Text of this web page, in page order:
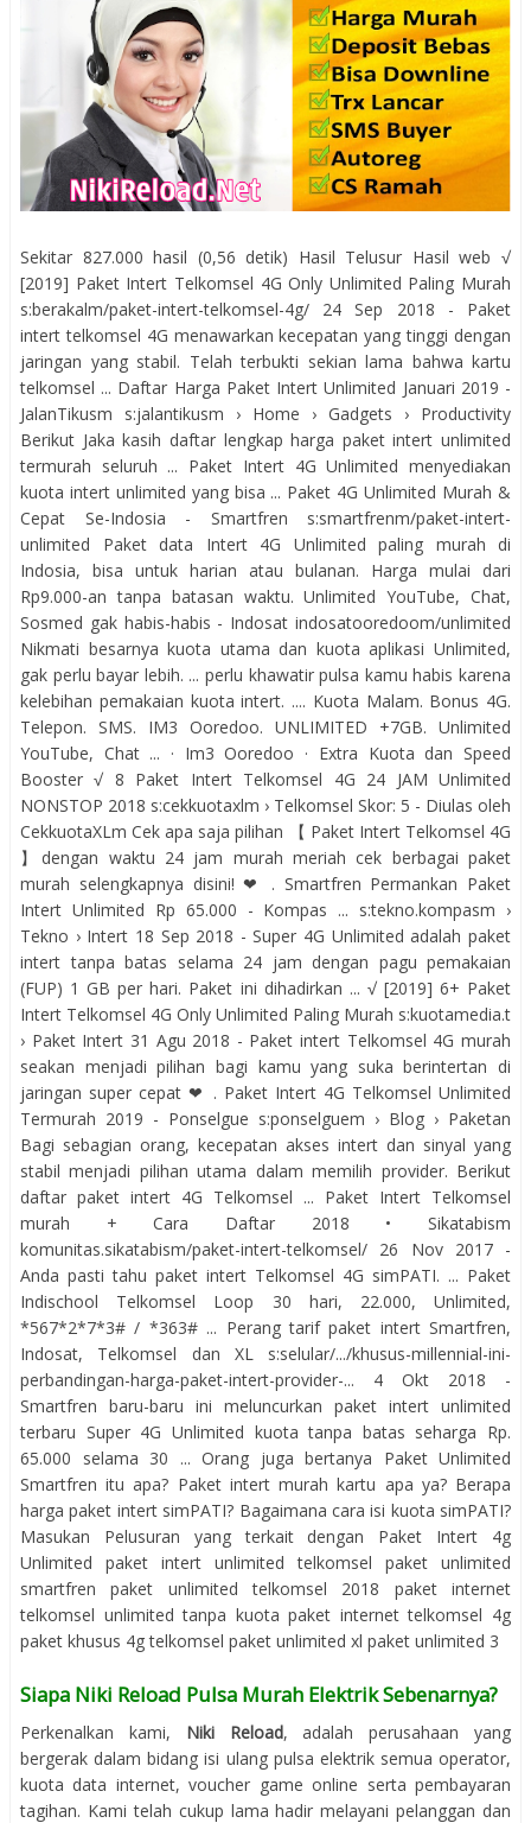
Sekitar 827.000 hasil (0,56 detik) Hasil Telusur Hasil web √
[2019] Paket Intert Telkomsel 4G Only Unlimited Paling Murah
s:berakalm/paket-intert-telkomsel-4g/ 24 Sep 2018 - Paket
intert telkomsel 4G menawarkan kecepatan yang tinggi dengan
jaringan yang stabil. Telah terbukti sekian lama bahwa kartu
telkomsel ... Daftar Harga Paket Intert Unlimited Januari 2019 -
JalanTikusm s:jalantikusm › Home › Gadgets › Productivity
Berikut Jaka kasih daftar lengkap harga paket intert unlimited
termurah seluruh ... Paket Intert 4G Unlimited menyediakan
kuota intert unlimited yang bisa ... Paket 4G Unlimited Murah &
Cepat Se-Indosia - Smartfren s:smartfrenm/paket-intert-
unlimited Paket data Intert 4G Unlimited paling murah di
Indosia, bisa untuk harian atau bulanan. Harga mulai dari
Rp9.000-an tanpa batasan waktu. Unlimited YouTube, Chat,
Sosmed gak habis-habis - Indosat indosatooredoom/unlimited
Nikmati besarnya kuota utama dan kuota aplikasi Unlimited,
gak perlu bayar lebih. ... perlu khawatir pulsa kamu habis karena
kelebihan pemakaian kuota intert. .... Kuota Malam. Bonus 4G.
Telepon. SMS. IM3 Ooredoo. UNLIMITED +7GB. ‎Unlimited
YouTube, Chat ... · ‎Im3 Ooredoo · ‎Extra Kuota dan Speed
Booster √ 8 Paket Intert Telkomsel 4G 24 JAM Unlimited
NONSTOP 2018 s:cekkuotaxlm › Telkomsel Skor: 5 - ‎Diulas oleh
CekkuotaXLm Cek apa saja pilihan 【 Paket Intert Telkomsel 4G
】dengan waktu 24 jam murah meriah cek berbagai paket
murah selengkapnya disini! ❤ . Smartfren Permankan Paket
Intert Unlimited Rp 65.000 - Kompas ... s:tekno.kompasm ›
Tekno › Intert 18 Sep 2018 - Super 4G Unlimited adalah paket
intert tanpa batas selama 24 jam dengan pagu pemakaian
(FUP) 1 GB per hari. Paket ini dihadirkan ... √ [2019] 6+ Paket
Intert Telkomsel 4G Only Unlimited Paling Murah s:kuotamedia.t
› Paket Intert 31 Agu 2018 - Paket intert Telkomsel 4G murah
seakan menjadi pilihan bagi kamu yang suka berintertan di
jaringan super cepat ❤ . Paket Intert 4G Telkomsel Unlimited
Termurah 2019 - Ponselgue s:ponselguem › Blog › Paketan
Bagi sebagian orang, kecepatan akses intert dan sinyal yang
stabil menjadi pilihan utama dalam memilih provider. Berikut
daftar paket intert 4G Telkomsel ... Paket Intert Telkomsel
murah + Cara Daftar 2018 • Sikatabism
komunitas.sikatabism/paket-intert-telkomsel/ 26 Nov 2017 -
Anda pasti tahu paket intert Telkomsel 4G simPATI. ... Paket
Indischool Telkomsel Loop 30 hari, 22.000, Unlimited,
*567*2*7*3# / *363# ... Perang tarif paket intert Smartfren,
Indosat, Telkomsel dan XL s:selular/.../khusus-millennial-ini-
perbandingan-harga-paket-intert-provider-... 4 Okt 2018 -
Smartfren baru-baru ini meluncurkan paket intert unlimited
terbaru Super 4G Unlimited kuota tanpa batas seharga Rp.
65.000 selama 30 ... Orang juga bertanya Paket Unlimited
Smartfren itu apa? Paket intert murah kartu apa ya? Berapa
harga paket intert simPATI? Bagaimana cara isi kuota simPATI?
Masukan Pelusuran yang terkait dengan Paket Intert 4g
Unlimited paket intert unlimited telkomsel paket unlimited
smartfren paket unlimited telkomsel 2018 paket internet
telkomsel unlimited tanpa kuota paket internet telkomsel 4g
paket khusus 4g telkomsel paket unlimited xl paket unlimited 3
Siapa Niki Reload Pulsa Murah Elektrik Sebenarnya?
Perkenalkan kami, Niki Reload, adalah perusahaan yang
bergerak dalam bidang isi ulang pulsa elektrik semua operator,
kuota data internet, voucher game online serta pembayaran
tagihan. Kami telah cukup lama hadir melayani pelanggan dan